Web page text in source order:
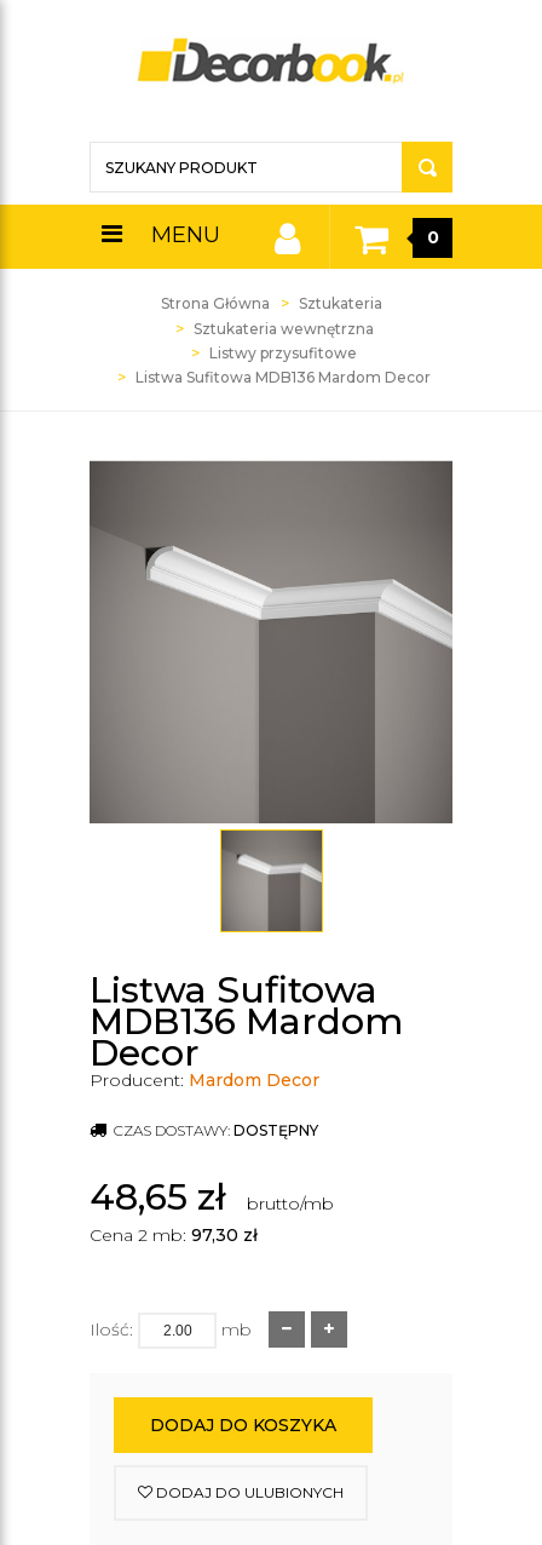
MENU 0
Strona Główna
Sztukateria
Sztukateria wewnętrzna
Listwy przysufitowe
Listwa Sufitowa MDB136 Mardom Decor
Listwa Sufitowa
MDB136 Mardom
Decor
Producent: Mardom Decor
CZAS DOSTAWY: DOSTĘPNY
48,65 zł
brutto/mb
Cena 2 mb: 97,30 zł
Ilość: mb
DODAJ DO KOSZYKA
DODAJ DO ULUBIONYCH